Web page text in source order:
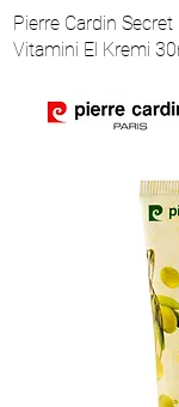
Pierre Cardin
Vitamini El Kremi